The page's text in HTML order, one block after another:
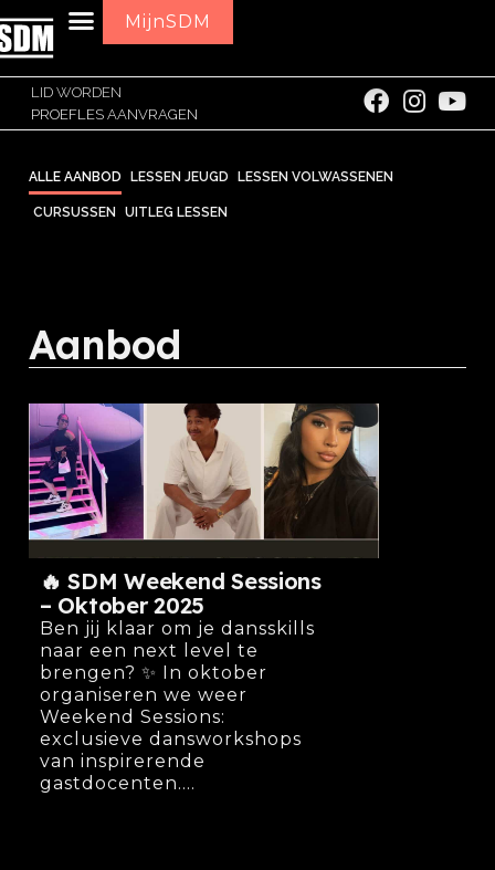
MijnSDM
LID WORDEN
PROEFLES AANVRAGEN
ALLE AANBOD LESSEN JEUGD LESSEN VOLWASSENEN
CURSUSSEN UITLEG LESSEN
Aanbod
🔥 SDM Weekend Sessions
– Oktober 2025
Ben jij klaar om je dansskills
naar een next level te
brengen? ✨ In oktober
organiseren we weer
Weekend Sessions:
exclusieve dansworkshops
van inspirerende
gastdocenten....